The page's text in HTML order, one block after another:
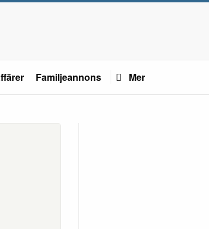
Familjeannons Mer